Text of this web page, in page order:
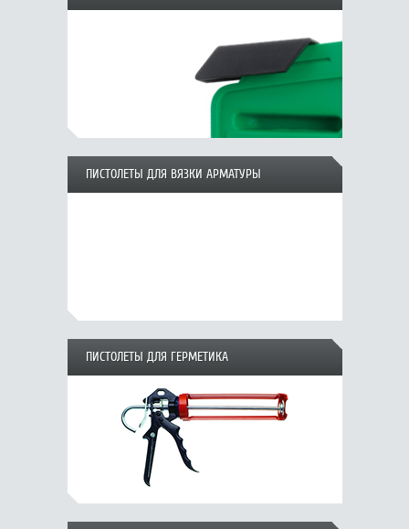
ПИСТОЛЕТЫ ДЛЯ ВЯЗКИ АРМАТУРЫ
ПИСТОЛЕТЫ ДЛЯ ГЕРМЕТИКА